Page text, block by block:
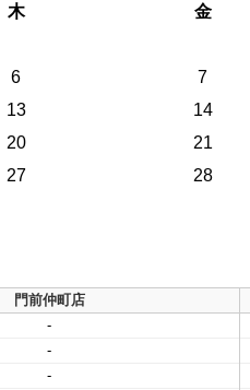
木 金
6 7
13 14
20 21
27 28
門前仲町店
-
-
-